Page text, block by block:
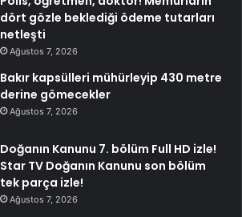
dört gözle beklediği ödeme tutarları
netleşti
Ağustos 7, 2026
Bakır kapsülleri mühürleyip 430 metre
derine gömecekler
Ağustos 7, 2026
Doğanın Kanunu 7. bölüm Full HD izle!
Star TV Doğanın Kanunu son bölüm
tek parça izle!
Ağustos 7, 2026